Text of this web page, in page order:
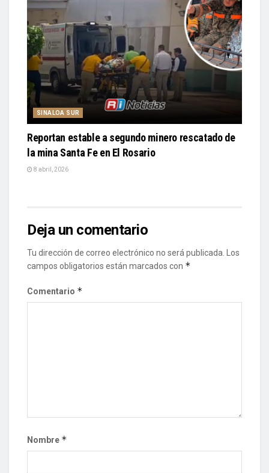
SINALOA SUR
Reportan estable a segundo minero rescatado de
la mina Santa Fe en El Rosario
8 abril, 2026
Deja un comentario
Tu dirección de correo electrónico no será publicada.
Los
campos obligatorios están marcados con *
Comentario *
Nombre *